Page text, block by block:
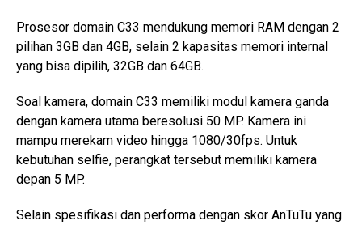
Prosesor domain C33 mendukung memori RAM dengan 2
pilihan 3GB dan 4GB, selain 2 kapasitas memori internal
yang bisa dipilih, 32GB dan 64GB.
Soal kamera, domain C33 memiliki modul kamera ganda
dengan kamera utama beresolusi 50 MP. Kamera ini
mampu merekam video hingga 1080/30fps. Untuk
kebutuhan selfie, perangkat tersebut memiliki kamera
depan 5 MP.
Selain spesifikasi dan performa dengan skor AnTuTu yang